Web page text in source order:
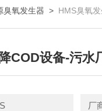
臭氧发生器 > HMS臭氧
COD设备-污水
厂